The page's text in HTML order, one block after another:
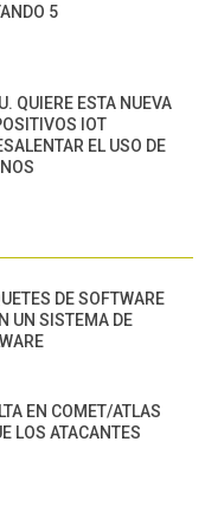
5
QUIERE ESTA NUEVA
IOT
EL USO DE
DE SOFTWARE
UN SISTEMA DE
EN COMET/ATLAS
LOS ATACANTES